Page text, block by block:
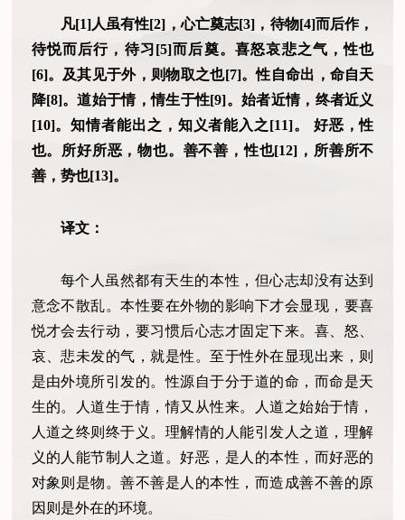
凡[1]人虽有性[2]，心亡奠志[3]，待物[4]而后作，
待悦而后行，待习[5]而后奠。喜怒哀悲之气，性也
[6]。及其见于外，则物取之也[7]。性自命出，命自天
降[8]。道始于情，情生于性[9]。始者近情，终者近义
[10]。知情者能出之，知义者能入之[11]。 好恶，性
也。所好所恶，物也。善不善，性也[12]，所善所不
善，势也[13]。
译文：
每个人虽然都有天生的本性，但心志却没有达到
意念不散乱。本性要在外物的影响下才会显现，要喜
悦才会去行动，要习惯后心志才固定下来。喜、怒、
哀、悲未发的气，就是性。至于性外在显现出来，则
是由外境所引发的。性源自于分于道的命，而命是天
生的。人道生于情，情又从性来。人道之始始于情，
人道之终则终于义。理解情的人能引发人之道，理解
义的人能节制人之道。好恶，是人的本性，而好恶的
对象则是物。善不善是人的本性，而造成善不善的原
因则是外在的环境。